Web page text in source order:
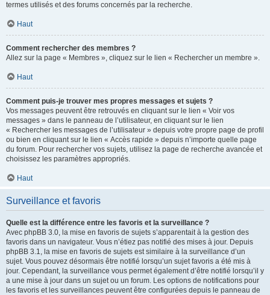
termes utilisés et des forums concernés par la recherche.
Haut
Comment rechercher des membres ?
Allez sur la page « Membres », cliquez sur le lien « Rechercher un membre ».
Haut
Comment puis-je trouver mes propres messages et sujets ?
Vos messages peuvent être retrouvés en cliquant sur le lien « Voir vos
messages » dans le panneau de l’utilisateur, en cliquant sur le lien
« Rechercher les messages de l’utilisateur » depuis votre propre page de profil
ou bien en cliquant sur le lien « Accès rapide » depuis n’importe quelle page
du forum. Pour rechercher vos sujets, utilisez la page de recherche avancée et
choisissez les paramètres appropriés.
Haut
Surveillance et favoris
Quelle est la différence entre les favoris et la surveillance ?
Avec phpBB 3.0, la mise en favoris de sujets s’apparentait à la gestion des
favoris dans un navigateur. Vous n’étiez pas notifié des mises à jour. Depuis
phpBB 3.1, la mise en favoris de sujets est similaire à la surveillance d’un
sujet. Vous pouvez désormais être notifié lorsqu’un sujet favoris a été mis à
jour. Cependant, la surveillance vous permet également d’être notifié lorsqu’il y
a une mise à jour dans un sujet ou un forum. Les options de notifications pour
les favoris et les surveillances peuvent être configurées depuis le panneau de